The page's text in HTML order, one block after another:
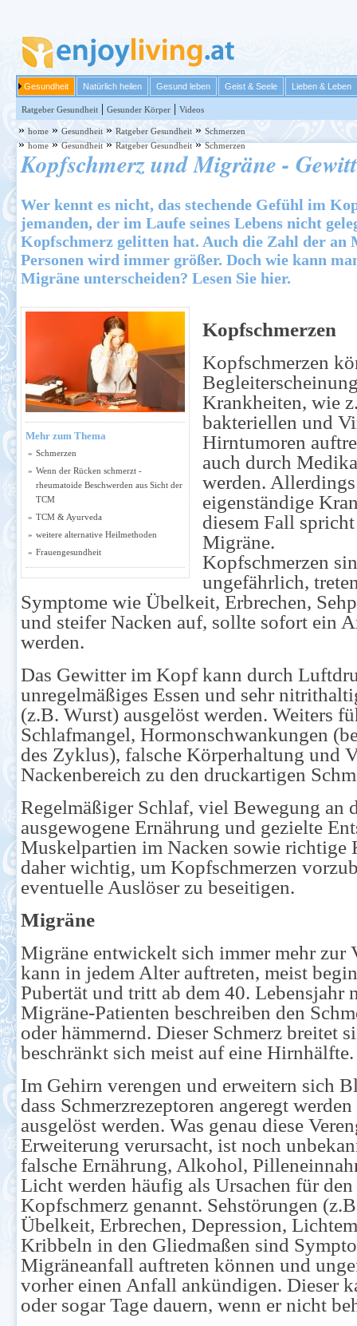
Gesundheit Natürlich heilen Gesund leben Geist & Seele Lieben & Leben
Ratgeber Gesundheit | Gesunder Körper | Videos
» home » Gesundheit » Ratgeber Gesundheit » Schmerzen
»home»Gesundheit»Ratgeber Gesundheit»Schmerzen
Kopfschmerz und Migräne -
Wer kennt es nicht, das stechende Gefühl im
jemanden, der im Laufe seines Lebens nicht
Kopfschmerz gelitten hat. Auch die Zahl der an
Personen wird immer größer. Doch wie kann
Migräne unterscheiden? Lesen Sie hier.
Mehr zum Thema
» Schmerzen
» Wenn der Rücken schmerzt -
rheumatoide Beschwerden aus Sicht der
TCM
» TCM & Ayurveda
» weitere alternative Heilmethoden
» Frauengesundheit
Kopfschmerzen
Kopfschmerzen
Krankheiten, wie
bakteriellen und
Hirntumoren
auch durch
werden.
eigenständige
diesem Fall
Migräne.
Kopfschmerzen
ungefährlich,
Symptome wie Übelkeit, Erbrechen,
und steifer Nacken auf, sollte sofort ein
werden.
Das Gewitter im Kopf kann durch
unregelmäßiges Essen und sehr
(z.B. Wurst) ausgelöst werden. Weiters
Schlafmangel, Hormonschwankungen
des Zyklus), falsche Körperhaltung und
Nackenbereich zu den druckartigen
Regelmäßiger Schlaf, viel Bewegung an
ausgewogene Ernährung und gezielte
Muskelpartien im Nacken sowie richtige
daher wichtig, um Kopfschmerzen
eventuelle Auslöser zu beseitigen.
Migräne
Migräne entwickelt sich immer mehr zur
kann in jedem Alter auftreten, meist
Pubertät und tritt ab dem 40. Lebensjahr
Migräne-Patienten beschreiben den
oder hämmernd. Dieser Schmerz breitet
beschränkt sich meist auf eine Hirnhälfte.
Im Gehirn verengen und erweitern sich
dass Schmerzrezeptoren angeregt
ausgelöst werden. Was genau diese
Erweiterung verursacht, ist noch
falsche Ernährung, Alkohol,
Licht werden häufig als Ursachen für
Kopfschmerz genannt. Sehstörungen
Übelkeit, Erbrechen, Depression,
Kribbeln in den Gliedmaßen sind
Migräneanfall auftreten können und
vorher einen Anfall ankündigen. Dieser
oder sogar Tage dauern, wenn er nicht